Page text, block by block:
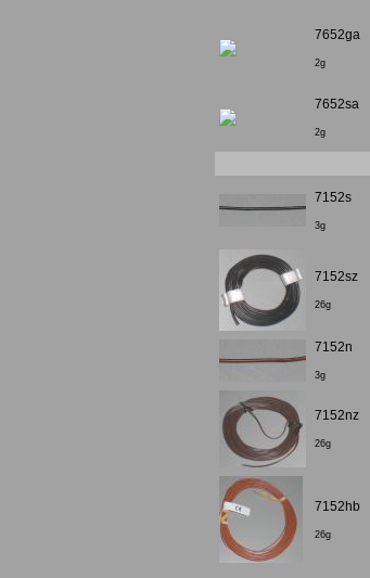
7652ga
2g
7652sa
2g
7152s
3g
7152sz
26g
7152n
3g
7152nz
26g
7152hb
26g